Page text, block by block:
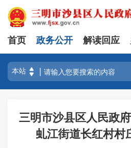
首页 政务公开 解读回应
三明市沙县区人民政
虬江街道长红村村